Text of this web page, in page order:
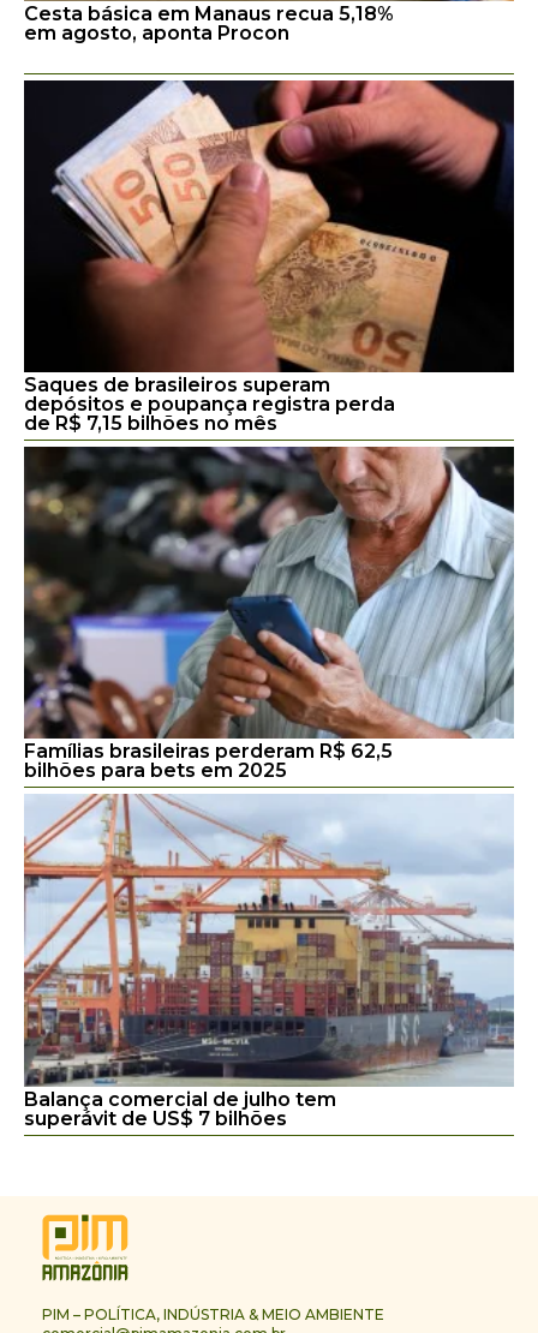
Cesta básica em Manaus recua 5,18%
em agosto, aponta Procon
Saques de brasileiros superam
depósitos e poupança registra perda
de R$ 7,15 bilhões no mês
Famílias brasileiras perderam R$ 62,5
bilhões para bets em 2025
Balança comercial de julho tem
superávit de US$ 7 bilhões
PIM – POLÍTICA, INDÚSTRIA & MEIO AMBIENTE